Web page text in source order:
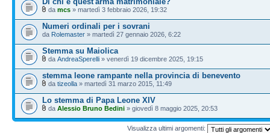
da mcs » martedì 3 febbraio 2026, 19:32
Numeri ordinali per i sovrani
da Rolemaster » martedì 27 gennaio 2026, 6:22
Stemma su Maiolica
da AndreaSperelli » venerdì 19 dicembre 2025, 19:15
stemma leone rampante nella provincia di benevento
da tizeolla » martedì 31 marzo 2015, 11:49
Lo stemma di Papa Leone XIV
da Alessio Bruno Bedini » giovedì 8 maggio 2025, 20:53
Visualizza ultimi argomenti: